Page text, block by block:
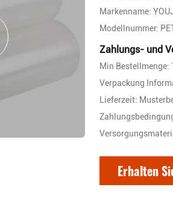
Markenname:
Modellnummer:
Zahlungs- und
Min Bestellmenge:
Verpackung
Lieferzeit:
Erhalten